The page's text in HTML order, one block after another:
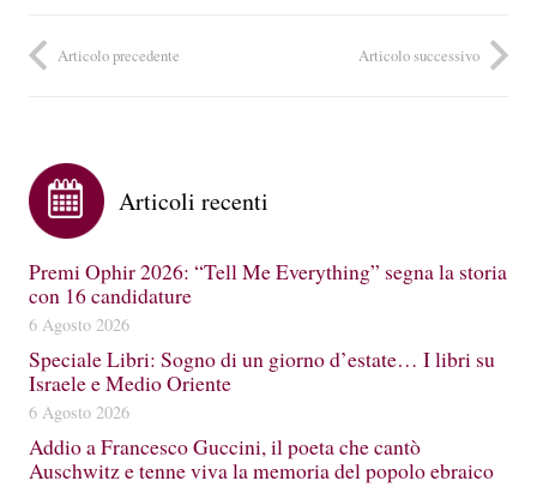
Articolo precedente Articolo successivo
Articoli recenti
Premi Ophir 2026: “Tell Me Everything” segna la storia
con 16 candidature
6 Agosto 2026
Speciale Libri: Sogno di un giorno d’estate… I libri su
Israele e Medio Oriente
6 Agosto 2026
Addio a Francesco Guccini, il poeta che cantò
Auschwitz e tenne viva la memoria del popolo ebraico